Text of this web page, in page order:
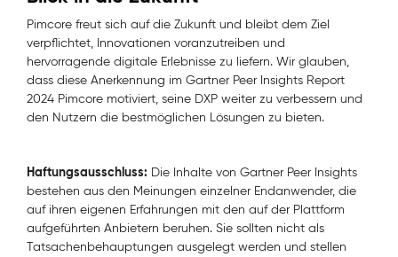
Pimcore freut sich auf die Zukunft und bleibt dem Ziel
verpflichtet, Innovationen voranzutreiben und
hervorragende digitale Erlebnisse zu liefern. Wir glauben,
dass diese Anerkennung im Gartner Peer Insights Report
2024 Pimcore motiviert, seine DXP weiter zu verbessern und
den Nutzern die bestmöglichen Lösungen zu bieten.
Haftungsausschluss: Die Inhalte von Gartner Peer Insights
bestehen aus den Meinungen einzelner Endanwender, die
auf ihren eigenen Erfahrungen mit den auf der Plattform
aufgeführten Anbietern beruhen. Sie sollten nicht als
Tatsachenbehauptungen ausgelegt werden und stellen